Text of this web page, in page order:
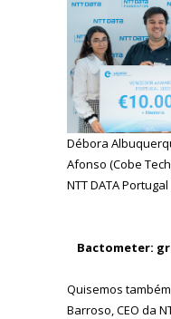
Débora
Afonso (Cobe
NTT DATA Portugal
Bactometer:
Quisemos
Barroso, CEO da